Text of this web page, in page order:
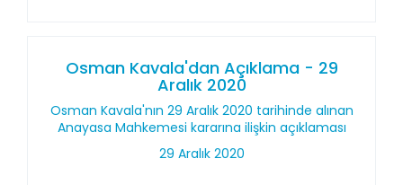
Osman Kavala'dan Açıklama - 29
Aralık 2020
Osman Kavala'nın 29 Aralık 2020 tarihinde alınan
Anayasa Mahkemesi kararına ilişkin açıklaması
29 Aralık 2020